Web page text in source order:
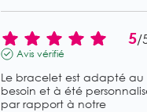
5/
Avis vérifié
Le bracelet est adapté au
besoin et à été
par rapport à notre